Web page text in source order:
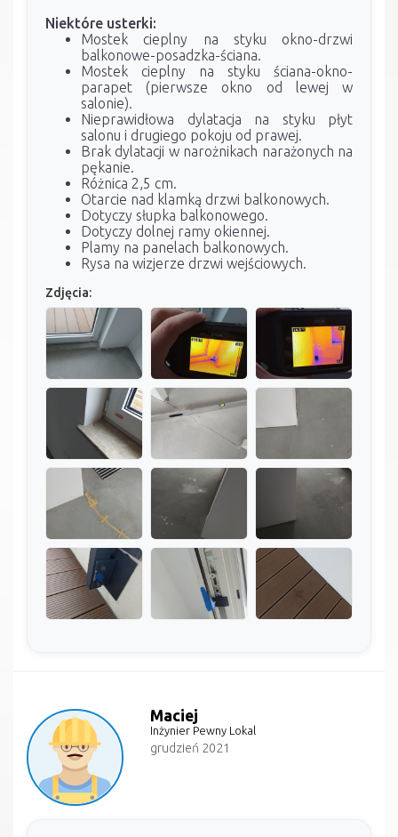
Niektóre usterki:
Mostek cieplny na styku okno-drzwi
balkonowe-posadzka-ściana.
Mostek cieplny na styku ściana-okno-
parapet (pierwsze okno od lewej w
salonie).
Nieprawidłowa dylatacja na styku płyt
salonu i drugiego pokoju od prawej.
Brak dylatacji w narożnikach narażonych na
pękanie.
Różnica 2,5 cm.
Otarcie nad klamką drzwi balkonowych.
Dotyczy słupka balkonowego.
Dotyczy dolnej ramy okiennej.
Plamy na panelach balkonowych.
Rysa na wizjerze drzwi wejściowych.
Zdjęcia:
Maciej
Inżynier Pewny Lokal
grudzień 2021